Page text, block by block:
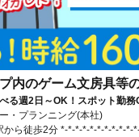
内のゲーム文房具等
る週2日～OK！スポット勤
品ばかりのコツコツ黙々作業
・プランニング(本社)